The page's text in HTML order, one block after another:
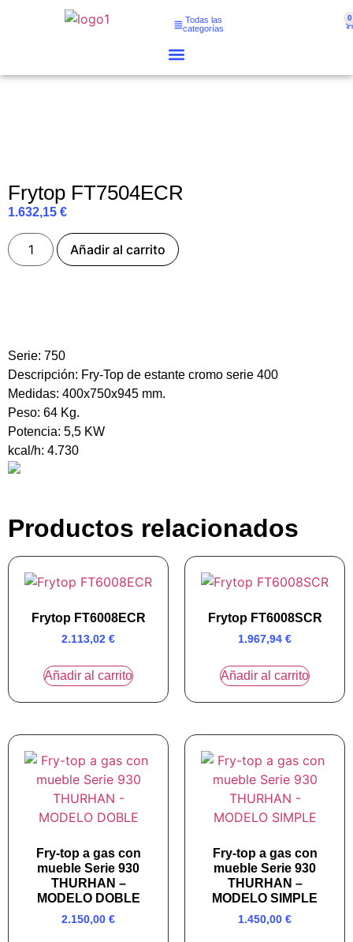
Todas las
categorías
0
Frytop FT7504ECR
1.632,15 €
Añadir al carrito
Serie: 750
Descripción: Fry-Top de estante cromo serie 400
Medidas: 400x750x945 mm.
Peso: 64 Kg.
Potencia: 5,5 KW
kcal/h: 4.730
Productos relacionados
Frytop FT6008ECR
2.113,02 €
Añadir al carrito
Frytop FT6008SCR
1.967,94 €
Añadir al carrito
Fry-top a gas con
mueble Serie 930
THURHAN –
MODELO DOBLE
2.150,00 €
Fry-top a gas con
mueble Serie 930
THURHAN –
MODELO SIMPLE
1.450,00 €